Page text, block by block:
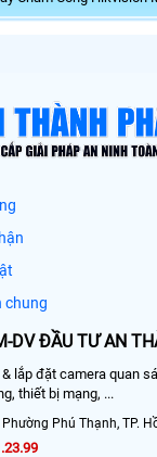
chung
DV ĐẦU TƯ AN
lắp đặt camera quan
thiết bị mạng, ...
Phú Thạnh, TP.